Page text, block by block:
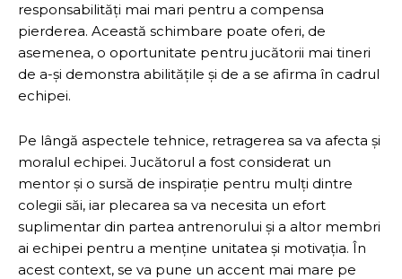
responsabilități mai mari pentru a compensa
pierderea. Această schimbare poate oferi, de
asemenea, o oportunitate pentru jucătorii mai tineri
de a-și demonstra abilitățile și de a se afirma în cadrul
echipei.
Pe lângă aspectele tehnice, retragerea sa va afecta și
moralul echipei. Jucătorul a fost considerat un
mentor și o sursă de inspirație pentru mulți dintre
colegii săi, iar plecarea sa va necesita un efort
suplimentar din partea antrenorului și a altor membri
ai echipei pentru a menține unitatea și motivația. În
acest context, se va pune un accent mai mare pe